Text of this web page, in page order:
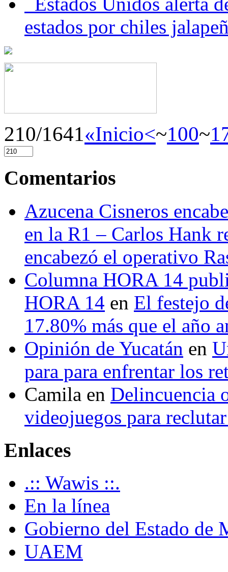
estados por chiles
210/1641«Inicio<~100~
Comentarios
Azucena Cisneros
en la R1 – Carlos Hank
encabezó el operativo
Columna HORA 14
HORA 14 en El festejo
17.80% más que el año
Opinión de Yucatán en
para para enfrentar los
Camila en Delincuencia
videojuegos para
Enlaces
.:: Wawis ::.
En la línea
Gobierno del Estado de
UAEM